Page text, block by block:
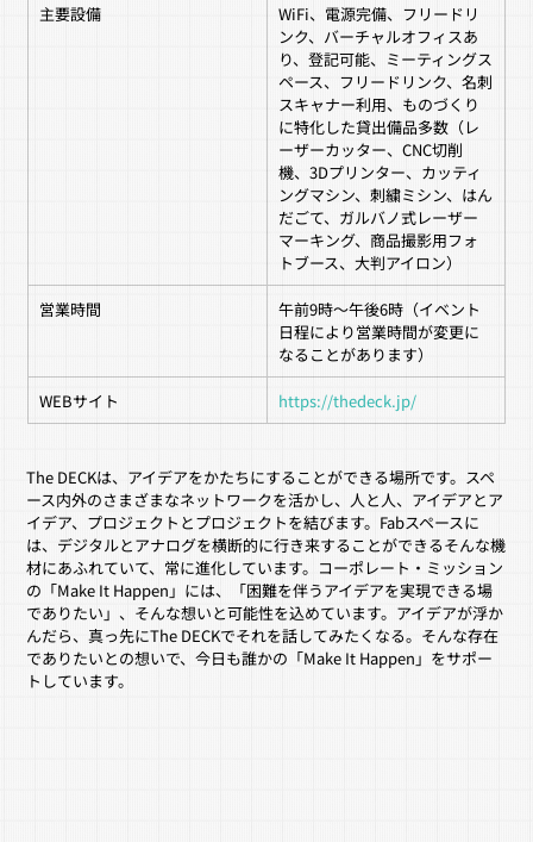
主要設備
WiFi、電源完備、フリードリ
ンク、バーチャルオフィスあ
り、登記可能、ミーティングス
ペース、フリードリンク、名刺
スキャナー利用、ものづくり
に特化した貸出備品多数（レ
ーザーカッター、CNC切削
機、3Dプリンター、カッティ
ングマシン、刺繍ミシン、はん
だごて、ガルバノ式レーザー
マーキング、商品撮影用フォ
トブース、大判アイロン）
営業時間
午前9時〜午後6時（イベント
日程により営業時間が変更に
なることがあります）
WEBサイト https://thedeck.jp/
The DECKは、アイデアをかたちにすることができる場所です。スペ
ース内外のさまざまなネットワークを活かし、人と人、アイデアとア
イデア、プロジェクトとプロジェクトを結びます。Fabスペースに
は、デジタルとアナログを横断的に行き来することができるそんな機
材にあふれていて、常に進化しています。コーポレート・ミッション
の「Make It Happen」には、「困難を伴うアイデアを実現できる場
でありたい」、そんな想いと可能性を込めています。アイデアが浮か
んだら、真っ先にThe DECKでそれを話してみたくなる。そんな存在
でありたいとの想いで、今日も誰かの「Make It Happen」をサポー
トしています。